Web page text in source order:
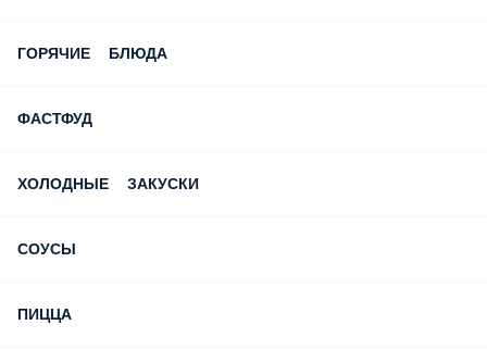
ГОРЯЧИЕ БЛЮДА
ФАСТФУД
ХОЛОДНЫЕ ЗАКУСКИ
СОУСЫ
ПИЦЦА